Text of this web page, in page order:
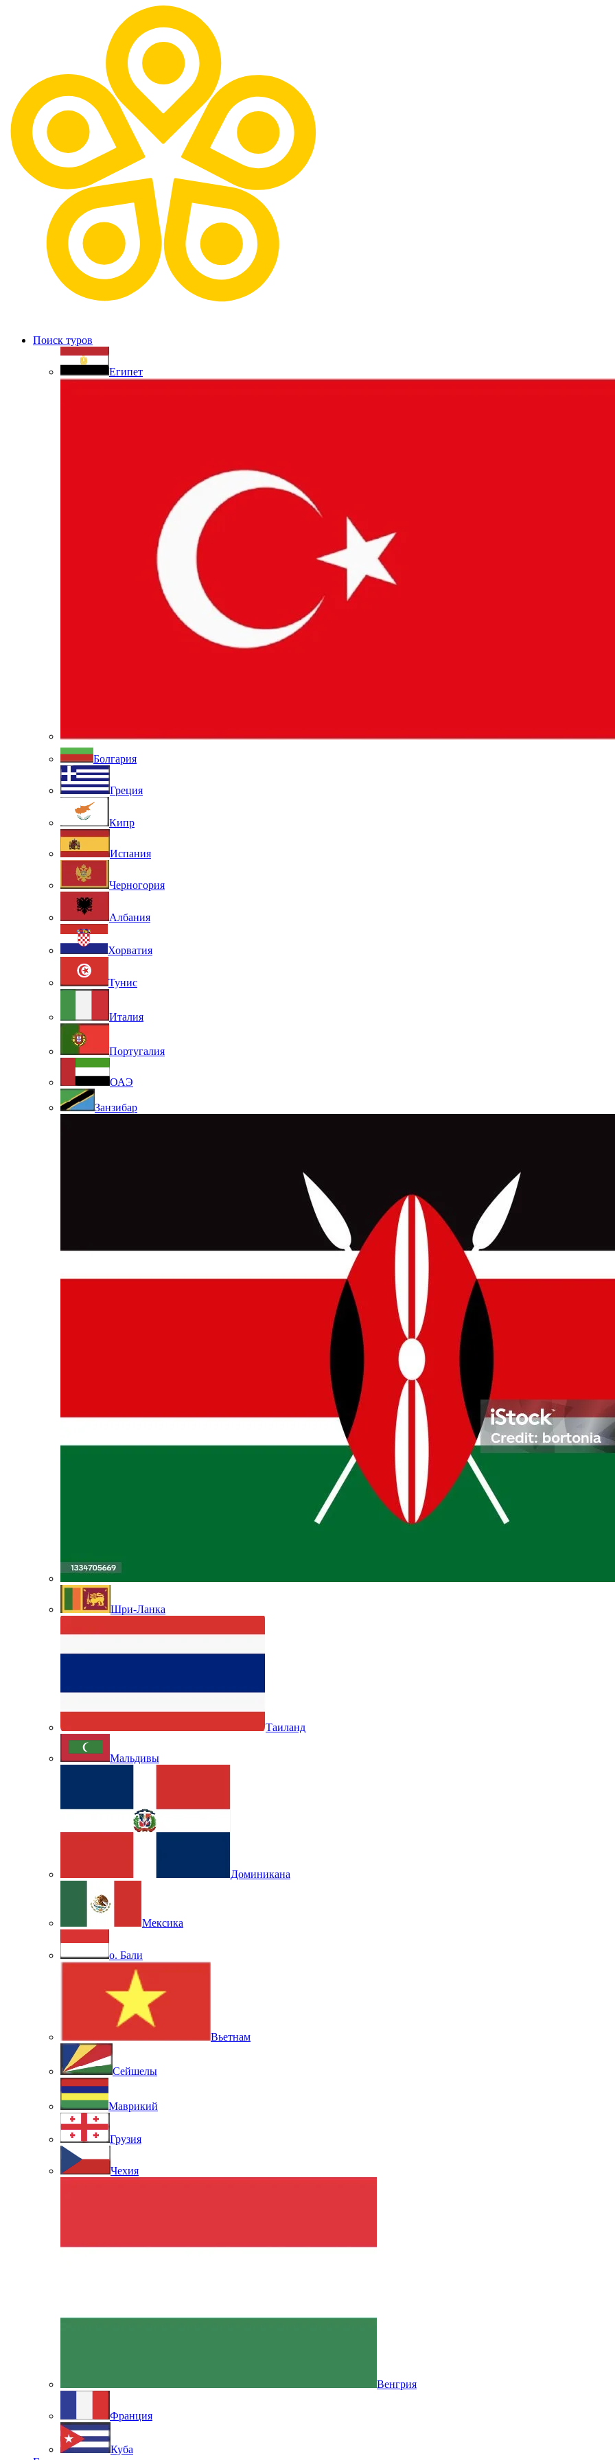
Поиск туров
Египет
Болгария
Греция
Кипр
Испания
Черногория
Албания
Хорватия
Тунис
Италия
Португалия
ОАЭ
Занзибар
Шри-Ланка
Таиланд
Мальдивы
Доминикана
Мексика
о. Бали
Вьетнам
Сейшелы
Маврикий
Грузия
Чехия
Венгрия
Франция
Куба